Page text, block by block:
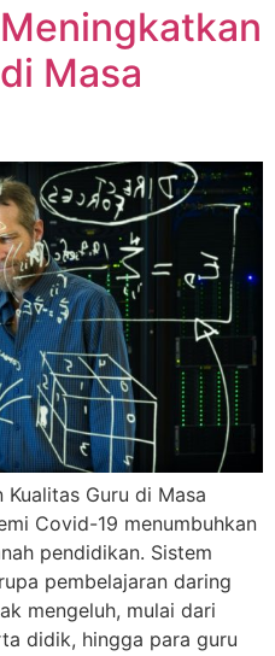
Masa
Guru di Masa
Covid-19 menumbuhkan
pendidikan. Sistem
pembelajaran daring
mengeluh, mulai dari
didik, hingga para guru